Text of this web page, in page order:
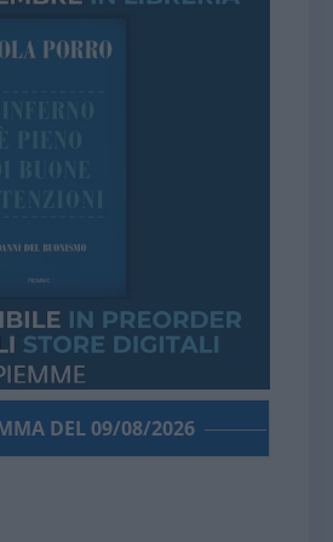
DEL 09/08/2026